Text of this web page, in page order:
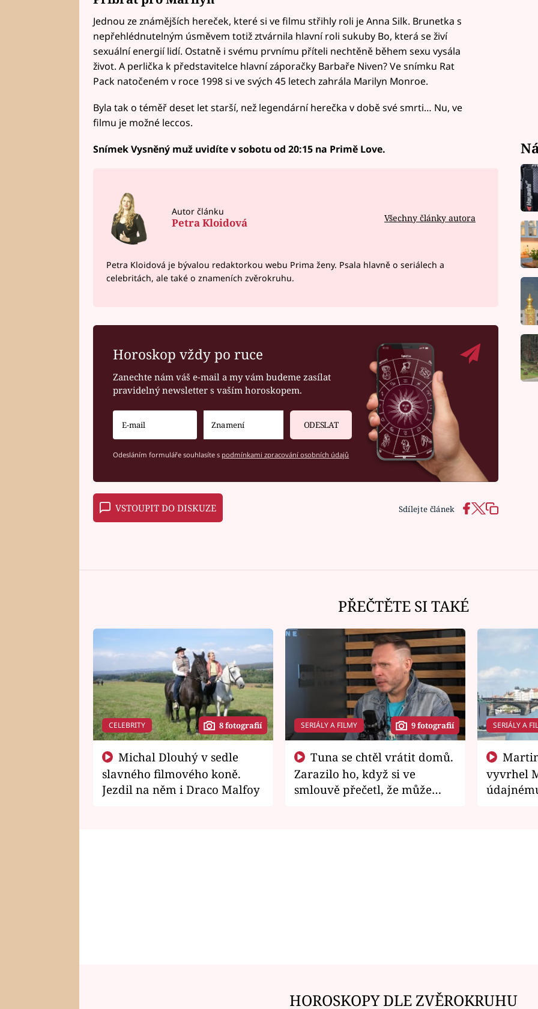
Jednou ze známějších hereček, které si ve filmu střihly roli je Anna Silk. Brunetka s
nepřehlédnutelným úsměvem totiž ztvárnila hlavní roli sukuby Bo, která se živí
sexuální energií lidí. Ostatně i svému prvnímu příteli nechtěně během sexu vysála
život. A perlička k představitelce hlavní záporačky Barbaře Niven? Ve snímku Rat
Pack natočeném v roce 1998 si ve svých 45 letech zahrála Marilyn Monroe.
Byla tak o téměř deset let starší, než legendární herečka v době své smrti… Nu, ve
filmu je možné leccos.
Snímek Vysněný muž uvidíte v sobotu od 20:15 na Primě Love.
Autor článku
Petra Kloidová Všechny články autora
Petra Kloidová je bývalou redaktorkou webu Prima ženy. Psala hlavně o seriálech a
celebritách, ale také o znameních zvěrokruhu.
Horoskop vždy po ruce
Zanechte nám váš e-mail a my vám budeme zasílat
pravidelný newsletter s vaším horoskopem.
ODESLAT
Odesláním formuláře souhlasíte s podmínkami zpracování osobních údajů
VSTOUPIT DO DISKUZE Sdílejte článek
PŘEČTĚTE SI TAKÉ
CELEBRITY 8 fotografií
slavného filmového koně.
Jezdil na něm i Draco Malfoy
SERIÁLY A FILMY 9 fotografií
Zarazilo ho, když si ve
smlouvě přečetl, že může
SERIÁLY A
vyvrhel
HOROSKOPY DLE ZVĚROKRUHU